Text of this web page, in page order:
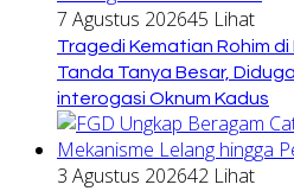
7 Agustus 202645 Lihat
Tragedi Kematian Rohim
Tanda Tanya Besar,
interogasi Oknum Kadus
3 Agustus 202642 Lihat